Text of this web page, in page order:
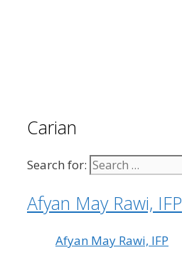
Carian
Search for:
Afyan May Rawi, IFP
Afyan May Rawi, IFP